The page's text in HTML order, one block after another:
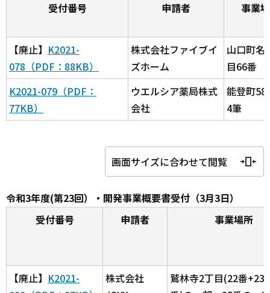
受付番号
申請者 事業
【廃止】 K2021-
078（PDF：88KB）
株式会社ファイブイ
ズホーム
山口町名
目66番
K2021-079（PDF：
77KB）
ウエルシア薬局株式
会社
能登町58
4筆
画面サイズに合わせて閲覧
令和3年度(第23回）・開発事業概要書受付（3月3日）
受付番号
申請者 事業場所
【廃止】 K2021-
株式会社
鷲林寺2丁目(22番+23